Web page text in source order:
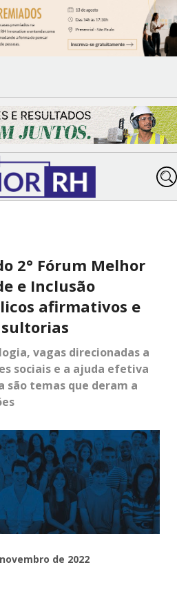
2° Fórum Melhor
e Inclusão
afirmativos e
vagas direcionadas a
sociais e a ajuda efetiva
são temas que deram a
de 2022